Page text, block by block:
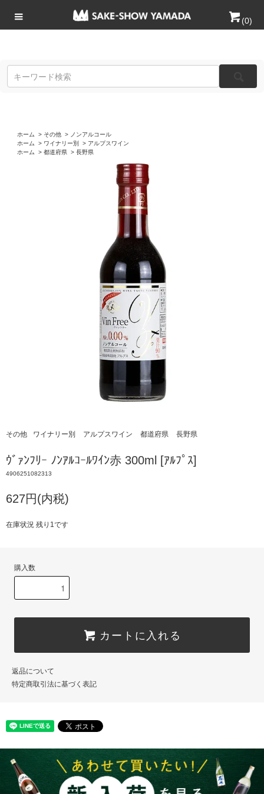
(0)
ホーム > その他 > ノンアルコール
ホーム
> ワイナリー別 > アルプスワイン
ホーム
> 都道府県 > 長野県
その他 ワイナリー別 アルプスワイン 都道府県 長野県
ｳﾞｧﾝﾌﾘｰ ﾉﾝｱﾙｺｰﾙﾜｲﾝ赤 300ml [ｱﾙﾌﾟｽ]
4906251082313
627円(内税)
在庫状況 残り1です
購入数
カートに入れる
返品について
特定商取引法に基づく表記